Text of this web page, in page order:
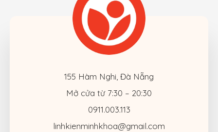
155 Hàm Nghi, Đà Nẵng
Mở cửa từ 7:30 – 20:30
0911.003.113
linhkienminhkhoa@gmail.com